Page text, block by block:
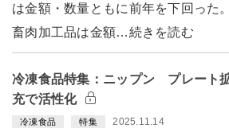
は金額・数量ともに前年を下回った。
畜肉加工品は金額…続きを読む
冷凍食品特集：ニップン プレート
充で活性化
冷凍食品 特集 2025.11.14